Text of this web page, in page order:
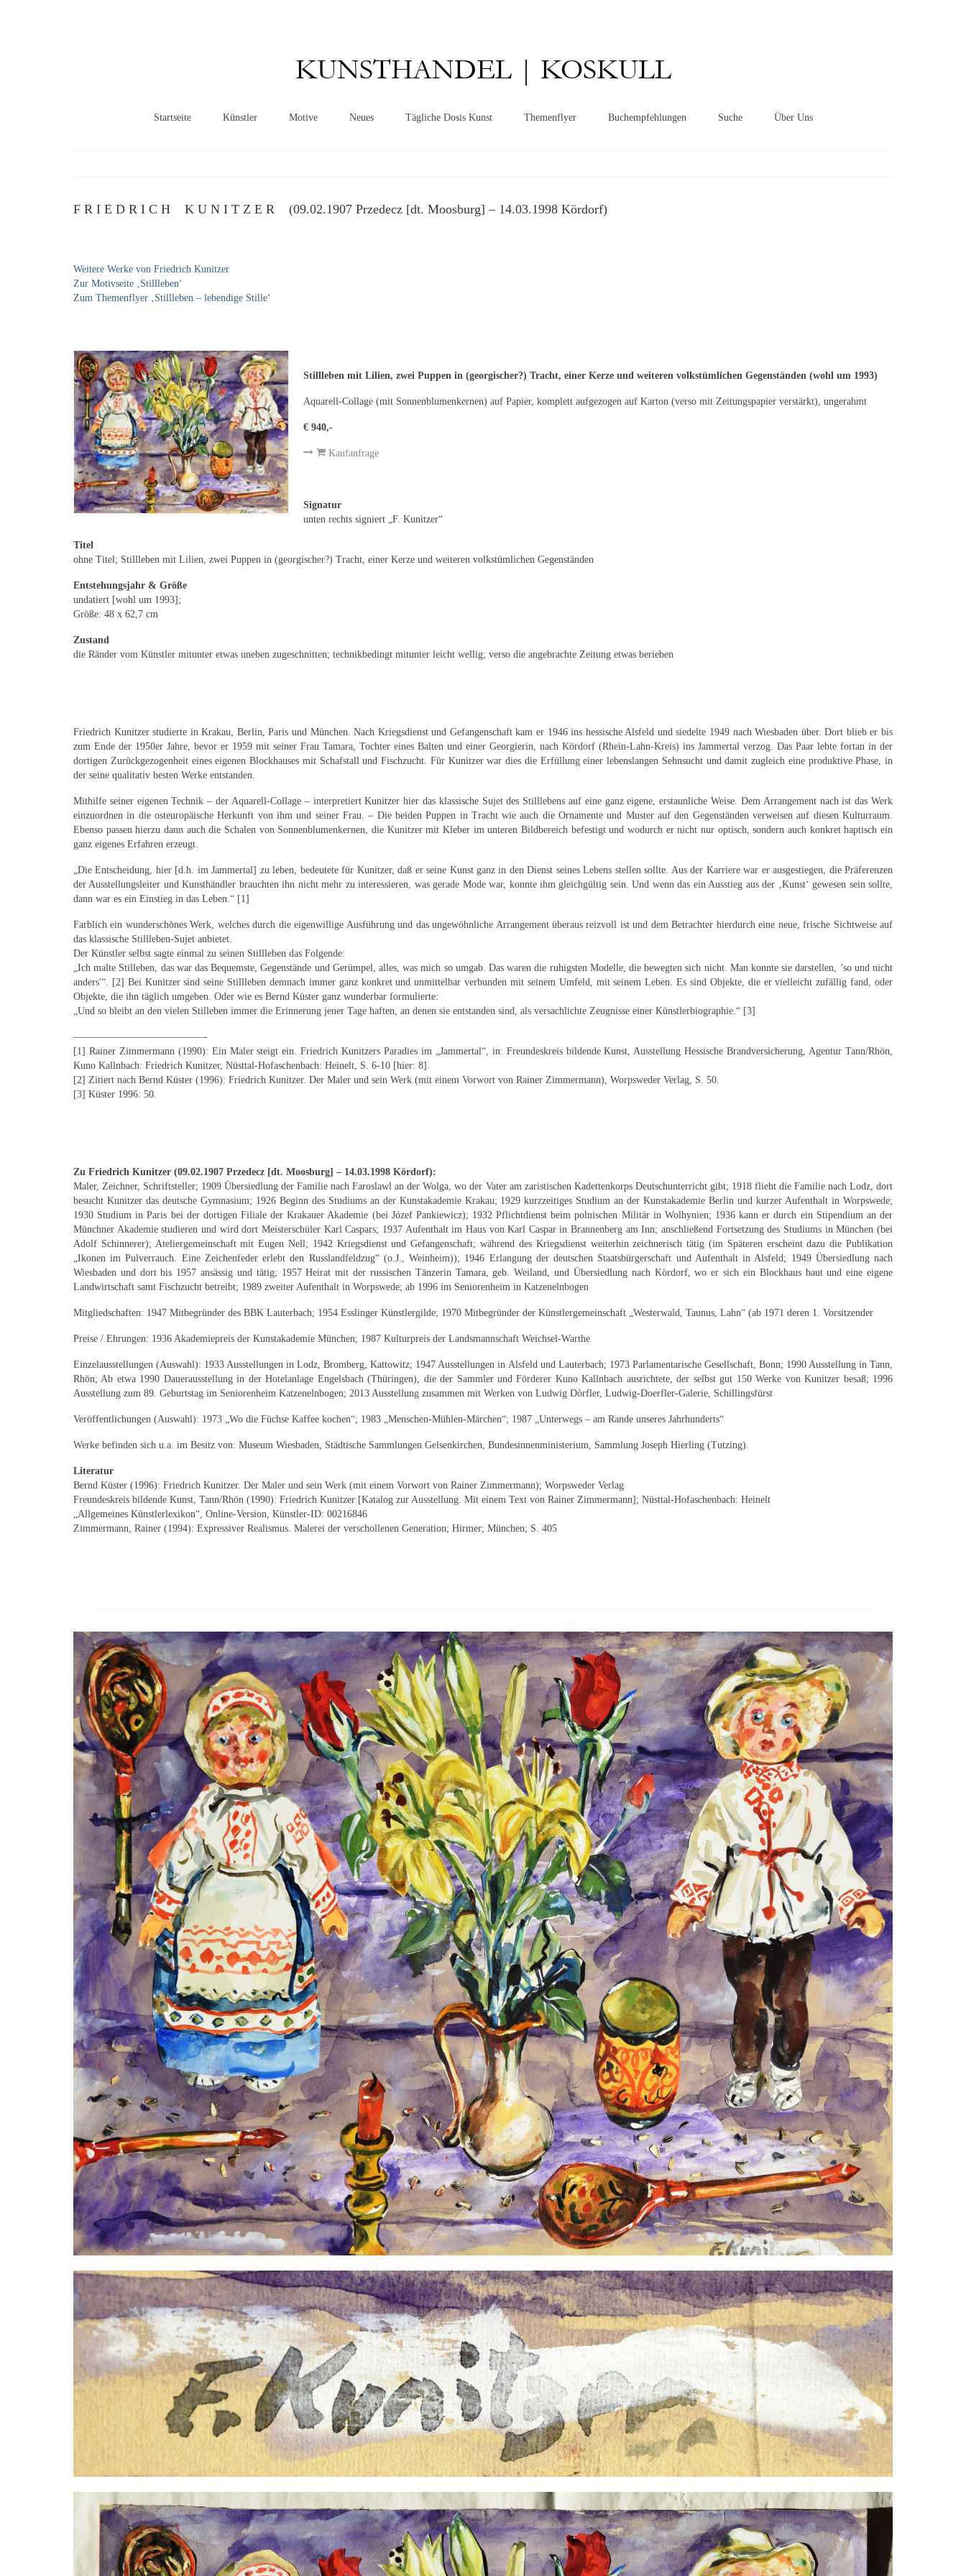
KUNSTHANDEL | KOSKULL
Startseite Künstler Motive Neues Tägliche Dosis Kunst Themenflyer Buchempfehlungen Suche Über Uns
F R I E D R I C H K U N I T Z E R (09.02.1907 Przedecz [dt. Moosburg] – 14.03.1998 Kördorf)
Weitere Werke von Friedrich Kunitzer
Zur Motivseite ‚Stillleben‘
Zum Themenflyer ‚Stillleben – lebendige Stille‘
Stillleben mit Lilien, zwei Puppen in (georgischer?) Tracht, einer Kerze und weiteren volkstümlichen Gegenständen (wohl um 1993)
Aquarell-Collage (mit Sonnenblumenkernen) auf Papier, komplett aufgezogen auf Karton (verso mit Zeitungspapier verstärkt), ungerahmt
€ 940,-
Kaufanfrage
Signatur
unten rechts signiert „F. Kunitzer“
Titel
ohne Titel; Stillleben mit Lilien, zwei Puppen in (georgischer?) Tracht, einer Kerze und weiteren volkstümlichen Gegenständen
Entstehungsjahr & Größe
undatiert [wohl um 1993];
Größe: 48 x 62,7 cm
Zustand
die Ränder vom Künstler mitunter etwas uneben zugeschnitten; technikbedingt mitunter leicht wellig; verso die angebrachte Zeitung etwas berieben
Friedrich Kunitzer studierte in Krakau, Berlin, Paris und München. Nach Kriegsdienst und Gefangenschaft kam er 1946 ins hessische Alsfeld und siedelte 1949 nach Wiesbaden über. Dort blieb er bis
zum Ende der 1950er Jahre, bevor er 1959 mit seiner Frau Tamara, Tochter eines Balten und einer Georgierin, nach Kördorf (Rhein-Lahn-Kreis) ins Jammertal verzog. Das Paar lebte fortan in der
dortigen Zurückgezogenheit eines eigenen Blockhauses mit Schafstall und Fischzucht. Für Kunitzer war dies die Erfüllung einer lebenslangen Sehnsucht und damit zugleich eine produktive Phase, in
der seine qualitativ besten Werke entstanden.
Mithilfe seiner eigenen Technik – der Aquarell-Collage – interpretiert Kunitzer hier das klassische Sujet des Stilllebens auf eine ganz eigene, erstaunliche Weise. Dem Arrangement nach ist das Werk
einzuordnen in die osteuropäische Herkunft von ihm und seiner Frau. – Die beiden Puppen in Tracht wie auch die Ornamente und Muster auf den Gegenständen verweisen auf diesen Kulturraum.
Ebenso passen hierzu dann auch die Schalen von Sonnenblumenkernen, die Kunitzer mit Kleber im unteren Bildbereich befestigt und wodurch er nicht nur optisch, sondern auch konkret haptisch ein
ganz eigenes Erfahren erzeugt.
„Die Entscheidung, hier [d.h. im Jammertal] zu leben, bedeutete für Kunitzer, daß er seine Kunst ganz in den Dienst seines Lebens stellen sollte. Aus der Karriere war er ausgestiegen, die Präferenzen
der Ausstellungsleiter und Kunsthändler brauchten ihn nicht mehr zu interessieren, was gerade Mode war, konnte ihm gleichgültig sein. Und wenn das ein Ausstieg aus der ‚Kunst‘ gewesen sein sollte,
dann war es ein Einstieg in das Leben.“ [1]
Farblich ein wunderschönes Werk, welches durch die eigenwillige Ausführung und das ungewöhnliche Arrangement überaus reizvoll ist und dem Betrachter hierdurch eine neue, frische Sichtweise auf
das klassische Stillleben-Sujet anbietet.
Der Künstler selbst sagte einmal zu seinen Stillleben das Folgende:
„Ich malte Stilleben, das war das Bequemste, Gegenstände und Gerümpel, alles, was mich so umgab. Das waren die ruhigsten Modelle, die bewegten sich nicht. Man konnte sie darstellen, ’so und nicht
anders'“. [2] Bei Kunitzer sind seine Stillleben demnach immer ganz konkret und unmittelbar verbunden mit seinem Umfeld, mit seinem Leben. Es sind Objekte, die er vielleicht zufällig fand, oder
Objekte, die ihn täglich umgeben. Oder wie es Bernd Küster ganz wunderbar formulierte:
„Und so bleibt an den vielen Stilleben immer die Erinnerung jener Tage haften, an denen sie entstanden sind, als versachlichte Zeugnisse einer Künstlerbiographie.“ [3]
—————————————-
[1] Rainer Zimmermann (1990): Ein Maler steigt ein. Friedrich Kunitzers Paradies im „Jammertal“, in: Freundeskreis bildende Kunst, Ausstellung Hessische Brandversicherung, Agentur Tann/Rhön,
Kuno Kallnbach: Friedrich Kunitzer, Nüsttal-Hofaschenbach: Heinelt, S. 6-10 [hier: 8].
[2] Zitiert nach Bernd Küster (1996): Friedrich Kunitzer. Der Maler und sein Werk (mit einem Vorwort von Rainer Zimmermann), Worpsweder Verlag, S. 50.
[3] Küster 1996: 50.
Zu Friedrich Kunitzer (09.02.1907 Przedecz [dt. Moosburg] – 14.03.1998 Kördorf):
Maler, Zeichner, Schriftsteller; 1909 Übersiedlung der Familie nach Faroslawl an der Wolga, wo der Vater am zaristischen Kadettenkorps Deutschunterricht gibt; 1918 flieht die Familie nach Lodz, dort
besucht Kunitzer das deutsche Gymnasium; 1926 Beginn des Studiums an der Kunstakademie Krakau; 1929 kurzzeitiges Studium an der Kunstakademie Berlin und kurzer Aufenthalt in Worpswede;
1930 Studium in Paris bei der dortigen Filiale der Krakauer Akademie (bei Józef Pankiewicz); 1932 Pflichtdienst beim polnischen Militär in Wolhynien; 1936 kann er durch ein Stipendium an der
Münchner Akademie studieren und wird dort Meisterschüler Karl Caspars; 1937 Aufenthalt im Haus von Karl Caspar in Brannenberg am Inn; anschließend Fortsetzung des Studiums in München (bei
Adolf Schinnerer); Ateliergemeinschaft mit Eugen Nell; 1942 Kriegsdienst und Gefangenschaft; während des Kriegsdienst weiterhin zeichnerisch tätig (im Späteren erscheint dazu die Publikation
„Ikonen im Pulverrauch. Eine Zeichenfeder erlebt den Russlandfeldzug“ (o.J., Weinheim)); 1946 Erlangung der deutschen Staatsbürgerschaft und Aufenthalt in Alsfeld; 1949 Übersiedlung nach
Wiesbaden und dort bis 1957 ansässig und tätig; 1957 Heirat mit der russischen Tänzerin Tamara, geb. Weiland, und Übersiedlung nach Kördorf, wo er sich ein Blockhaus baut und eine eigene
Landwirtschaft samt Fischzucht betreibt; 1989 zweiter Aufenthalt in Worpswede; ab 1996 im Seniorenheim in Katzenelnbogen
Mitgliedschaften: 1947 Mitbegründer des BBK Lauterbach; 1954 Esslinger Künstlergilde; 1970 Mitbegründer der Künstlergemeinschaft „Westerwald, Taunus, Lahn“ (ab 1971 deren 1. Vorsitzender
Preise / Ehrungen: 1936 Akademiepreis der Kunstakademie München; 1987 Kulturpreis der Landsmannschaft Weichsel-Warthe
Einzelausstellungen (Auswahl): 1933 Ausstellungen in Lodz, Bromberg, Kattowitz; 1947 Ausstellungen in Alsfeld und Lauterbach; 1973 Parlamentarische Gesellschaft, Bonn; 1990 Ausstellung in Tann,
Rhön; Ab etwa 1990 Dauerausstellung in der Hotelanlage Engelsbach (Thüringen), die der Sammler und Förderer Kuno Kallnbach ausrichtete, der selbst gut 150 Werke von Kunitzer besaß; 1996
Ausstellung zum 89. Geburtstag im Seniorenheim Katzenelnbogen; 2013 Ausstellung zusammen mit Werken von Ludwig Dörfler, Ludwig-Doerfler-Galerie, Schillingsfürst
Veröffentlichungen (Auswahl): 1973 „Wo die Füchse Kaffee kochen“; 1983 „Menschen-Mühlen-Märchen“; 1987 „Unterwegs – am Rande unseres Jahrhunderts“
Werke befinden sich u.a. im Besitz von: Museum Wiesbaden, Städtische Sammlungen Gelsenkirchen, Bundesinnenministerium, Sammlung Joseph Hierling (Tutzing).
Literatur
Bernd Küster (1996): Friedrich Kunitzer. Der Maler und sein Werk (mit einem Vorwort von Rainer Zimmermann); Worpsweder Verlag
Freundeskreis bildende Kunst, Tann/Rhön (1990): Friedrich Kunitzer [Katalog zur Ausstellung. Mit einem Text von Rainer Zimmermann]; Nüsttal-Hofaschenbach: Heinelt
„Allgemeines Künstlerlexikon“, Online-Version, Künstler-ID: 00216846
Zimmermann, Rainer (1994): Expressiver Realismus. Malerei der verschollenen Generation; Hirmer; München; S. 405